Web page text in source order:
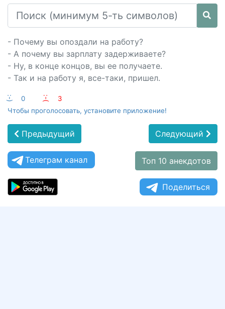
- Почему вы опоздали на работу?
- А почему вы зарплату задерживаете?
- Ну, в конце концов, вы ее получаете.
- Так и на работу я, все-таки, пришел.
:-) 0 :-(
3
Чтобы проголосовать, установите приложение!
Предыдущий Следующий
Телеграм канал Топ 10 анекдотов
Поделиться